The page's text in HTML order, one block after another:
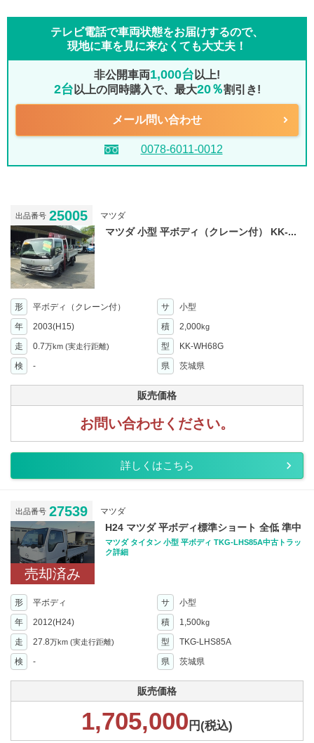
テレビ電話で車両状態をお届けするので、
現地に車を見に来なくても大丈夫！
非公開車両1,000台 以上!
2台 以上の同時購入で、最大20％割引き!
メール問い合わせ
0078-6011-0012
出品番号 25005 マツダ
マツダ 小型 平ボディ（クレーン付） KK-...
形 平ボディ（クレーン付） サ
小型
年
2003(H15) 積 2,000kg
走 0.7万km (実走行距離) 型
KK-WH68G
検
- 県 茨城県
販売価格
お問い合わせください。
詳しくはこちら
出品番号 27539 マツダ
売却済み
H24 マツダ 平ボディ標準ショート 全低 準中
マツダ タイタン 小型 平ボディ TKG-LHS85A中古トラッ
ク詳細
形 平ボディ サ
小型
年
2012(H24) 積 1,500kg
走 27.8万km (実走行距離) 型
TKG-LHS85A
検
- 県 茨城県
販売価格
1,705,000 円(税込)